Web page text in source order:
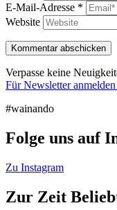
E-Mail-Adresse *
Website
Verpasse keine
Für Newsletter
#wainando
Folge uns auf
Zu Instagram
Zur Zeit